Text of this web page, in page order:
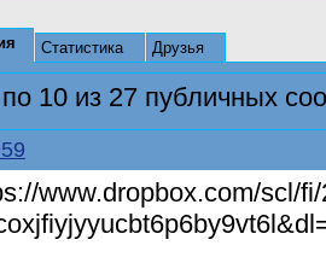
Статистика Друзья
10 из 27 публичных
www.dropbox.com/scl/